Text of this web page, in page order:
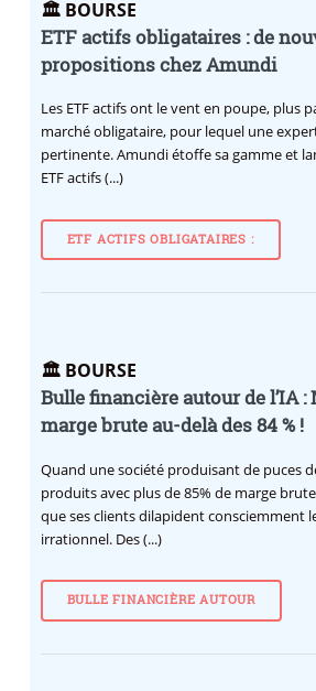
🏛️ BOURSE
ETF actifs obligataires : de
propositions chez Amundi
Les ETF actifs ont le vent en poupe, plus
marché obligataire, pour lequel une
pertinente. Amundi étoffe sa gamme et
ETF actifs (...)
ETF ACTIFS OBLIGATAIRES :
🏛️ BOURSE
Bulle financière autour de l’IA :
marge brute au-delà des 84 % !
Quand une société produisant de puces
produits avec plus de 85% de marge
que ses clients dilapident consciemment
irrationnel. Des (...)
BULLE FINANCIÈRE AUTOUR